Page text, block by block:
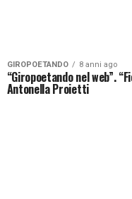
GIROPOETANDO 8 anni ago
“Giropoetando nel web”.
Antonella Proietti